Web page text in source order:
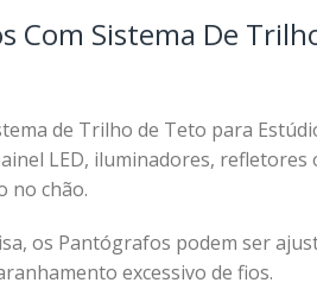
Com Sistema De
de Trilho de Teto para
LED, iluminadores,
no chão.
os Pantógrafos podem ser
excessivo de fios.